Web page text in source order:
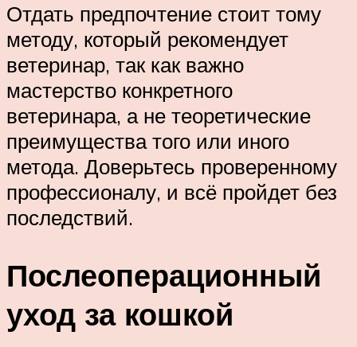
Отдать предпочтение стоит тому
методу, который рекомендует
ветеринар, так как важно
мастерство конкретного
ветеринара, а не теоретические
преимущества того или иного
метода. Доверьтесь проверенному
профессионалу, и всё пройдет без
последствий.
Послеоперационный
уход за кошкой